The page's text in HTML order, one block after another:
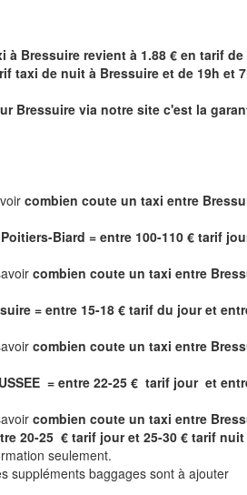
à Bressuire revient à 1.88 € en tarif
taxi de nuit à Bressuire et de 19h et
Bressuire via notre site c'est la
combien coute un taxi entre
Biard = entre 100-110 € tarif
combien coute un taxi entre
= entre 15-18 € tarif du jour et
combien coute un taxi entre
= entre 22-25 € tarif jour et
combien coute un taxi entre
20-25 € tarif jour et 25-30 € tarif nuit
seulement.
suppléments baggages sont à ajouter